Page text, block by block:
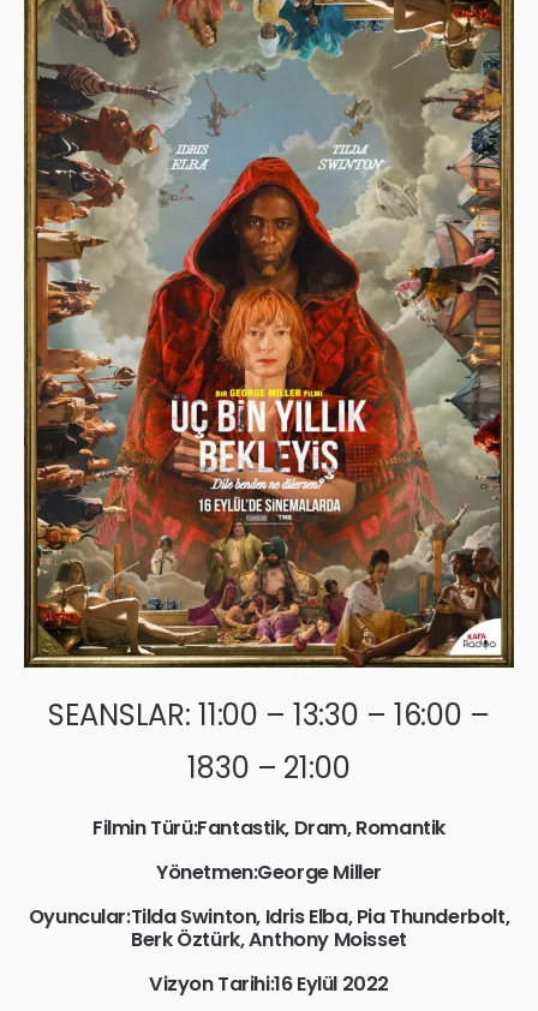
SEANSLAR: 11:00 – 13:30 – 16:00 –
1830 – 21:00
Filmin Türü:Fantastik, Dram, Romantik
Yönetmen:George Miller
Oyuncular:Tilda Swinton, Idris Elba, Pia Thunderbolt,
Berk Öztürk, Anthony Moisset
Vizyon Tarihi:16 Eylül 2022